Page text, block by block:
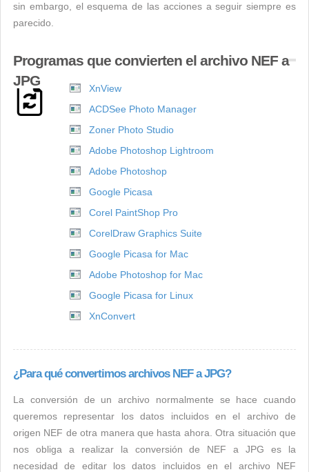
sin embargo, el esquema de las acciones a seguir siempre es
parecido.
Programas que convierten el archivo NEF a
JPG
XnView
ACDSee Photo Manager
Zoner Photo Studio
Adobe Photoshop Lightroom
Adobe Photoshop
Google Picasa
Corel PaintShop Pro
CorelDraw Graphics Suite
Google Picasa for Mac
Adobe Photoshop for Mac
Google Picasa for Linux
XnConvert
¿Para qué convertimos archivos NEF a JPG?
La conversión de un archivo normalmente se hace cuando
queremos representar los datos incluidos en el archivo de
origen NEF de otra manera que hasta ahora. Otra situación que
nos obliga a realizar la conversión de NEF a JPG es la
necesidad de editar los datos incluidos en el archivo NEF